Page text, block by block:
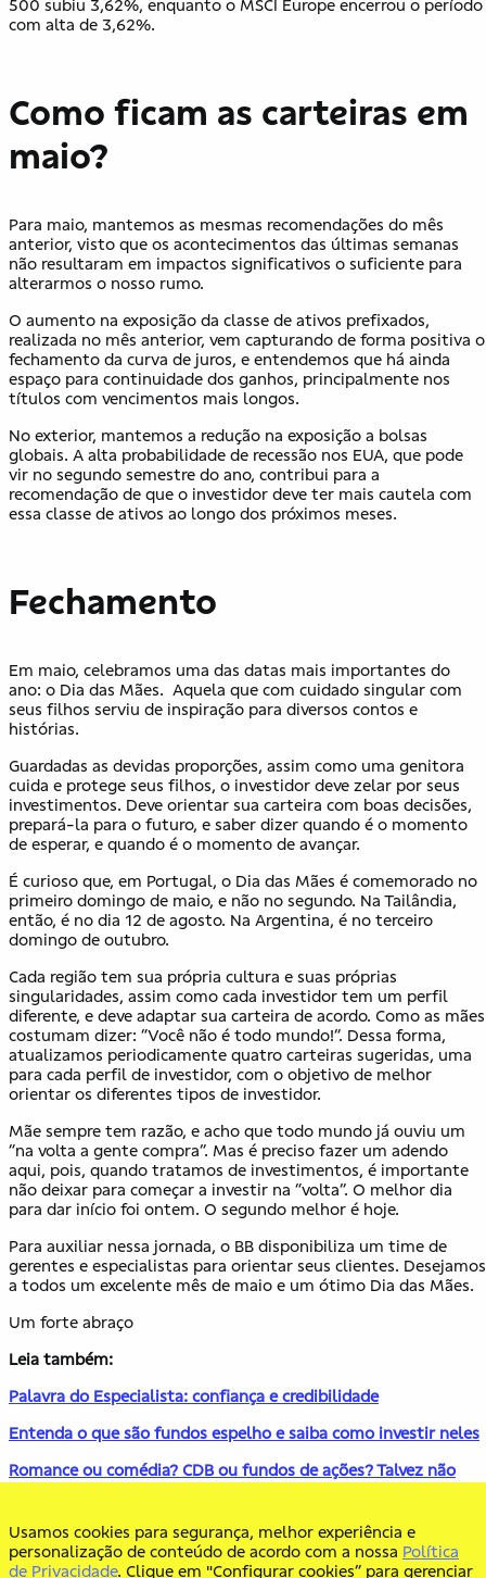
500 subiu 3,62%, enquanto o MSCI Europe encerrou o período
com alta de 3,62%.
Como ficam as carteiras em
maio?
Para maio, mantemos as mesmas recomendações do mês
anterior, visto que os acontecimentos das últimas semanas
não resultaram em impactos significativos o suficiente para
alterarmos o nosso rumo.
O aumento na exposição da classe de ativos prefixados,
realizada no mês anterior, vem capturando de forma positiva o
fechamento da curva de juros, e entendemos que há ainda
espaço para continuidade dos ganhos, principalmente nos
títulos com vencimentos mais longos.
No exterior, mantemos a redução na exposição a bolsas
globais. A alta probabilidade de recessão nos EUA, que pode
vir no segundo semestre do ano, contribui para a
recomendação de que o investidor deve ter mais cautela com
essa classe de ativos ao longo dos próximos meses.
Fechamento
Em maio, celebramos uma das datas mais importantes do
ano: o Dia das Mães. Aquela que com cuidado singular com
seus filhos serviu de inspiração para diversos contos e
histórias.
Guardadas as devidas proporções, assim como uma genitora
cuida e protege seus filhos, o investidor deve zelar por seus
investimentos. Deve orientar sua carteira com boas decisões,
prepará-la para o futuro, e saber dizer quando é o momento
de esperar, e quando é o momento de avançar.
É curioso que, em Portugal, o Dia das Mães é comemorado no
primeiro domingo de maio, e não no segundo. Na Tailândia,
então, é no dia 12 de agosto. Na Argentina, é no terceiro
domingo de outubro.
Cada região tem sua própria cultura e suas próprias
singularidades, assim como cada investidor tem um perfil
diferente, e deve adaptar sua carteira de acordo. Como as mães
costumam dizer: “Você não é todo mundo!”. Dessa forma,
atualizamos periodicamente quatro carteiras sugeridas, uma
para cada perfil de investidor, com o objetivo de melhor
orientar os diferentes tipos de investidor.
Mãe sempre tem razão, e acho que todo mundo já ouviu um
“na volta a gente compra”. Mas é preciso fazer um adendo
aqui, pois, quando tratamos de investimentos, é importante
não deixar para começar a investir na “volta”. O melhor dia
para dar início foi ontem. O segundo melhor é hoje.
Para auxiliar nessa jornada, o BB disponibiliza um time de
gerentes e especialistas para orientar seus clientes. Desejamos
a todos um excelente mês de maio e um ótimo Dia das Mães.
Um forte abraço
Leia também:
Palavra do Especialista: confiança e credibilidade
Entenda o que são fundos espelho e saiba como investir neles
Romance ou comédia? CDB ou fundos de ações? Talvez não
Entenda o que são Fundos de Investimento Multimercado e
como eles funcionam
Usamos cookies para segurança, melhor experiência e
personalização de conteúdo de acordo com a nossa Política
de Privacidade. Clique em "Configurar cookies” para gerenciar